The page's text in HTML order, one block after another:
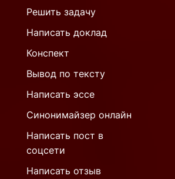
Решить задачу
Написать доклад
Конспект
Вывод по тексту
Написать эссе
Синонимайзер онлайн
Написать пост в
соцсети
Написать отзыв